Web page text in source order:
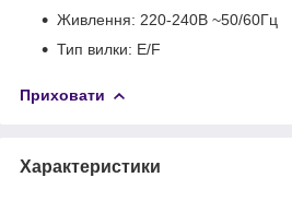
Живлення: 220-240В ~50/60Гц
Тип вилки: E/F
Приховати
Характеристики